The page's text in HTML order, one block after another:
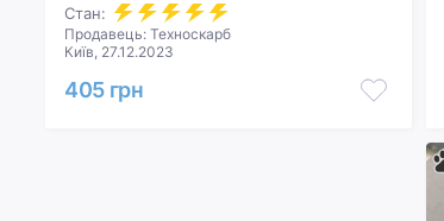
Стан:
Продавець: Техноскарб
Київ, 27.12.2023
405 грн